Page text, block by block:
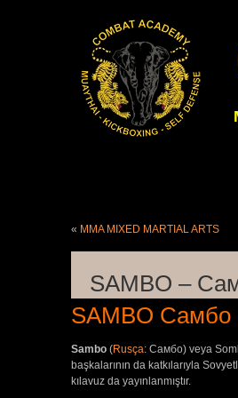
« MMA MIXED MARTIAL ARTS
SAMBO –
SAMBO Cамбо
Sambo (Rusça: Cамбо) veya
başkalarının da katkılarıyla
kılavuz da yayınlanmıştır.